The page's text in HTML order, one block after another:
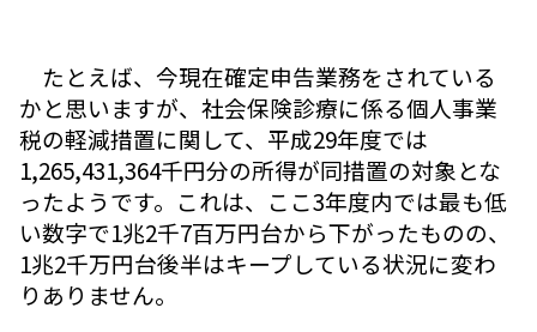
たとえば、今現在確定申告業務をされている
かと思いますが、社会保険診療に係る個人事業
税の軽減措置に関して、平成29年度では
1,265,431,364千円分の所得が同措置の対象とな
ったようです。これは、ここ3年度内では最も低
い数字で1兆2千7百万円台から下がったものの、
1兆2千万円台後半はキープしている状況に変わ
りありません。